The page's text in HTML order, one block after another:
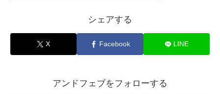
シェアする
X Facebook LINE
アンドフェブをフォローする